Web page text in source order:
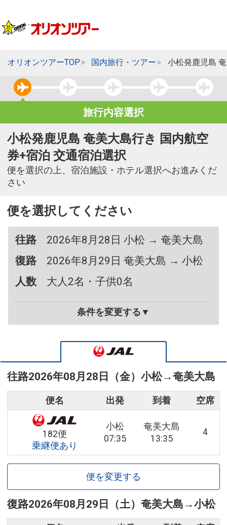
オリオンツアーTOP 国内旅行・ツアー 小松発鹿児島
旅行内容選択
小松発鹿児島 奄美大島行き 国内航空
券+宿泊 交通宿泊選択
便を選択の上、宿泊施設・ホテル選択へお進みくだ
さい
便を選択してください
往路
2026年8月28日 小松 → 奄美大島
復路
2026年8月29日 奄美大島 → 小松
人数
大人2名・子供0名
条件を変更する▼
往路2026年08月28日（金） 小松→奄美大島
便名 出発 到着 空席
182便
乗継便あり
小松
07:35
奄美大島
13:35
4
便を変更する
復路2026年08月29日（土） 奄美大島 →小松